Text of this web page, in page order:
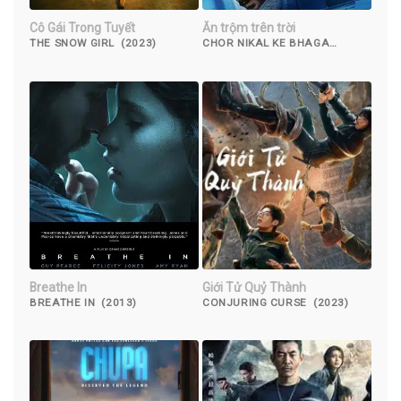
Cô Gái Trong Tuyết
THE SNOW GIRL (2023)
Ăn trộm trên trời
CHOR NIKAL KE BHAGA
Breathe In
BREATHE IN (2013)
Giới Tử Quỷ Thành
CONJURING CURSE (2023)